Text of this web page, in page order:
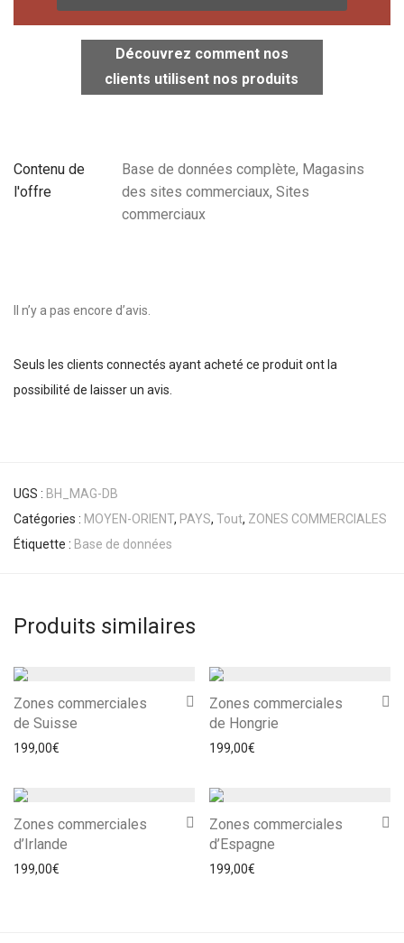
Découvrez comment nos
clients utilisent nos produits
Contenu de
l'offre
Base de données complète, Magasins
des sites commerciaux, Sites
commerciaux
Il n’y a pas encore d’avis.
Seuls les clients connectés ayant acheté ce produit ont la
possibilité de laisser un avis.
UGS : BH_MAG-DB
Catégories : MOYEN-ORIENT, PAYS, Tout, ZONES COMMERCIALES
Étiquette : Base de données
Produits similaires
Zones commerciales
de Suisse
199,00€
Zones commerciales
de Hongrie
199,00€
Zones commerciales
d’Irlande
199,00€
Zones commerciales
d’Espagne
199,00€